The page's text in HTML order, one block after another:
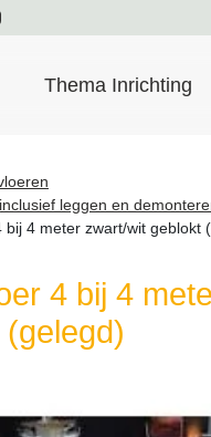
Thema Inrichting
leggen en
bij 4 meter zwart/wit geblokt
4 bij 4